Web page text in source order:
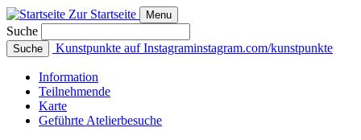
Zur Startseite Menu
Suche
Suche Kunstpunkte auf Instagraminstagram.com/kunstpunkte
Information
Teilnehmende
Karte
Geführte Atelierbesuche